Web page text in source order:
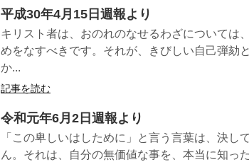
平成30年4月15日週報より
キリスト者は、おのれのなせるわざについては
めをなすべきです。それが、きびしい自己弾劾
か...
記事を読む
令和元年6月2日週報より
「この卑しいはしために」と言う言葉は、決し
ん。それは、自分の無価値な事を、本当に知っ